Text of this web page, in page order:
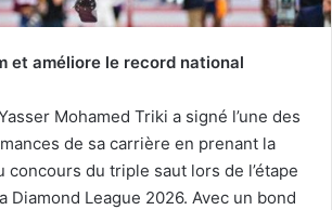
et améliore le record national
Mohamed Triki a signé l’une des
de sa carrière en prenant la
concours du triple saut lors de l’étape
Diamond League 2026. Avec un bond